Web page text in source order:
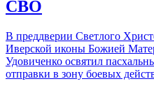
СВО
В преддверии Светлого
Иверской иконы Божией
Удовиченко освятил
отправки в зону боевых